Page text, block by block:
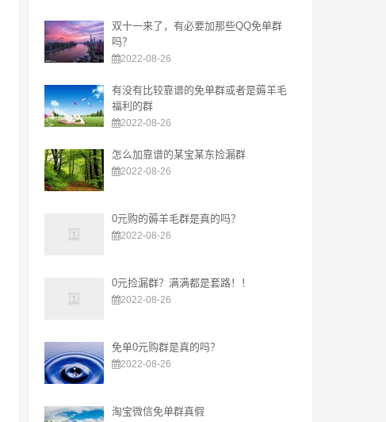
双十一来了，有必要加那些QQ免单群
吗？
2022-08-26
有没有比较靠谱的免单群或者是薅羊毛
福利的群
2022-08-26
怎么加靠谱的某宝某东捡漏群
2022-08-26
0元购的薅羊毛群是真的吗？
2022-08-26
0元捡漏群？满满都是套路！！
2022-08-26
免单0元购群是真的吗？
2022-08-26
淘宝微信免单群真假